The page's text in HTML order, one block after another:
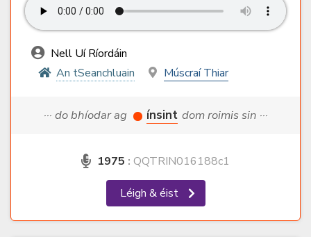
Nell Uí Ríordáin
An tSeanchluain
Múscraí Thiar
··· do bhíodar ag ínsint dom roimis sin ···
1975 : QQTRIN016188c1
Léigh & éist